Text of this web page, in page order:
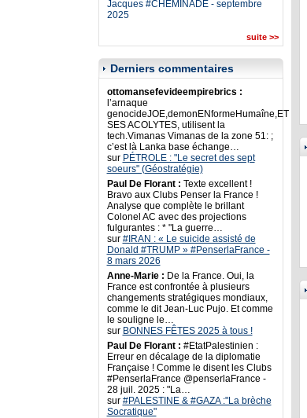
Jacques #CHEMINADE - septembre
2025
suite >>
Derniers commentaires
ottomansefevideempirebrics :
l’arnaque
genocideJOE,demonENformeHumaîne,ET
SES ACOLYTES, utilisent la
tech.Vimanas Vimanas de la zone 51: ;
c’est là Lanka base échange…
sur PÉTROLE : "Le secret des sept
soeurs" (Géostratégie)
Paul De Florant : Texte excellent !
Bravo aux Clubs Penser la France !
Analyse que complète le brillant
Colonel AC avec des projections
fulgurantes : * "La guerre…
sur #IRAN : « Le suicide assisté de
Donald #TRUMP » #PenserlaFrance -
8 mars 2026
Anne-Marie : De la France. Oui, la
France est confrontée à plusieurs
changements stratégiques mondiaux,
comme le dit Jean-Luc Pujo. Et comme
le souligne le…
sur BONNES FÊTES 2025 à tous !
Paul De Florant : #EtatPalestinien :
Erreur en décalage de la diplomatie
Française ! Comme le disent les Clubs
#PenserlaFrance @penserlaFrance -
28 juil. 2025 : "La…
sur #PALESTINE & #GAZA :"La brèche
Socratique"